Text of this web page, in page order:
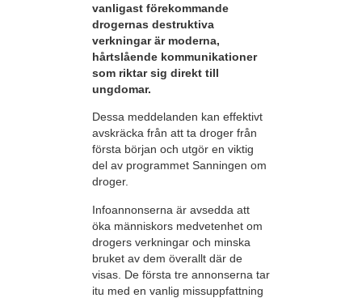
vanligast förekommande
drogernas destruktiva
verkningar är moderna,
hårtslående kommunikationer
som riktar sig direkt till
ungdomar.
Dessa meddelanden kan effektivt
avskräcka från att ta droger från
första början och utgör en viktig
del av programmet Sanningen om
droger.
Infoannonserna är avsedda att
öka människors medvetenhet om
drogers verkningar och minska
bruket av dem överallt där de
visas. De första tre annonserna tar
itu med en vanlig missuppfattning